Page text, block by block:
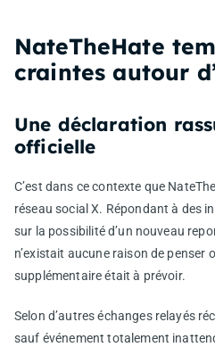
NateTheHate
craintes autour
Une déclaration
officielle
C’est dans ce contexte que
réseau social X. Répondant à des
sur la possibilité d’un nouveau
n’existait aucune raison de penser
supplémentaire était à prévoir.
Selon d’autres échanges relayés
sauf événement totalement